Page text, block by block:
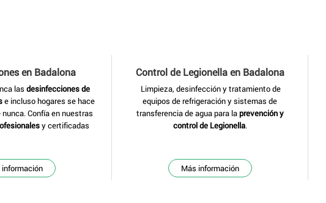
en Badalona
las desinfecciones de
e incluso hogares se hace
Confía en nuestras
y certificadas
información
Control de Legionellaen Badalona
Limpieza, desinfección y tratamiento de
equipos de refrigeración y sistemas de
transferencia de agua para la prevención y
control de Legionella.
Más información